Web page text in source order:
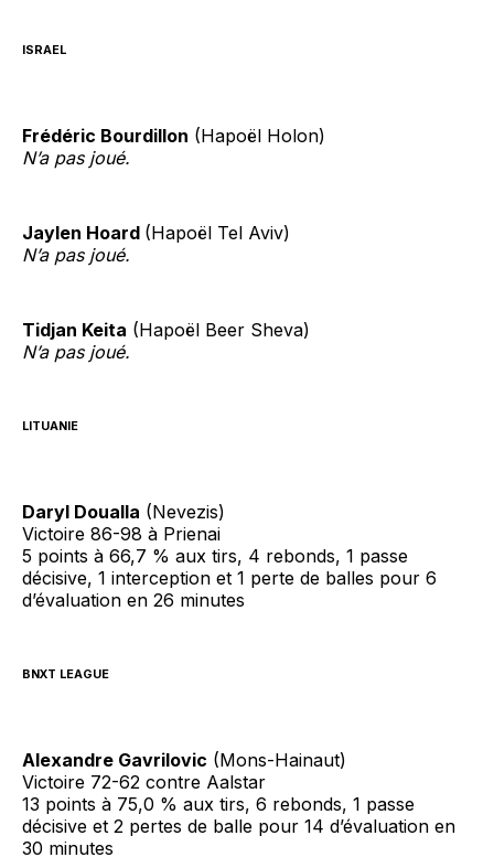
ISRAEL
Frédéric Bourdillon (Hapoël Holon)
N’a pas joué.
Jaylen Hoard (Hapoël Tel Aviv)
N’a pas joué.
Tidjan Keita (Hapoël Beer Sheva)
N’a pas joué.
LITUANIE
Daryl Doualla (Nevezis)
Victoire 86-98 à Prienai
5 points à 66,7 % aux tirs, 4 rebonds, 1 passe
décisive, 1 interception et 1 perte de balles pour 6
d’évaluation en 26 minutes
BNXT LEAGUE
Alexandre Gavrilovic (Mons-Hainaut)
Victoire 72-62 contre Aalstar
13 points à 75,0 % aux tirs, 6 rebonds, 1 passe
décisive et 2 pertes de balle pour 14 d’évaluation en
30 minutes